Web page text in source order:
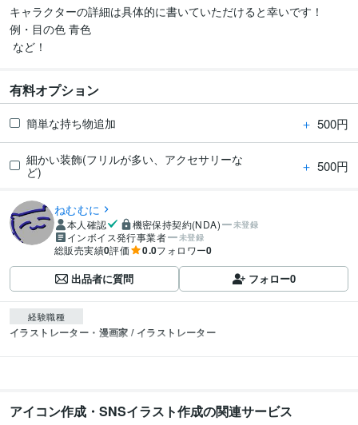
キャラクターの詳細は具体的に書いていただけると幸いです！
例・目の色 青色
など！
有料オプション
簡単な持ち物追加 ＋ 500円
細かい装飾(フリルが多い、アクセサリーな
ど)
＋ 500円
ねむむに
本人確認 機密保持契約(NDA) 未登録
インボイス発行事業者 未登録
総販売実績0評価 0.0フォロワー0
出品者に質問 フォロー0
経験職種
イラストレーター・漫画家 / イラストレーター
アイコン作成・SNSイラスト作成の関連サービス